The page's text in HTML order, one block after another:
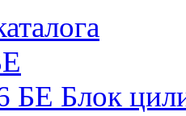
БЕ Блок